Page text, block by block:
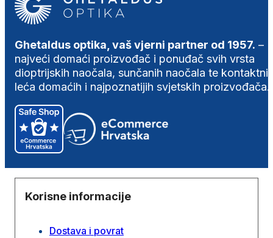
Ghetaldus optika, vaš vjerni partner od 1957. –
najveći domaći proizvođač i ponuđač svih vrsta
dioptrijskih naočala, sunčanih naočala te
leća domaćih i najpoznatijih svjetskih proizvođača.
Korisne informacije
Dostava i povrat